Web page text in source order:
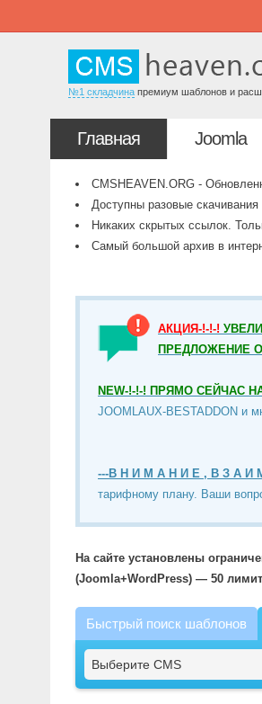
№1 складчина премиум шаблонов и
Главная Joomla
CMSHEAVEN.ORG -
Доступны разовые скачивания
Никаких скрытых ссылок.
Самый большой архив в
АКЦИЯ-!-!-!
ПРЕДЛОЖЕНИЕ
NEW-!-!-! ПРЯМО СЕЙЧАС
JOOMLAUX-BESTADDON
---В Н И М А Н И Е , В З А И
тарифному плану. Ваши
На сайте установлены
(Joomla+WordPress) — 50
Быстрый поиск шаблонов
Выберите CMS